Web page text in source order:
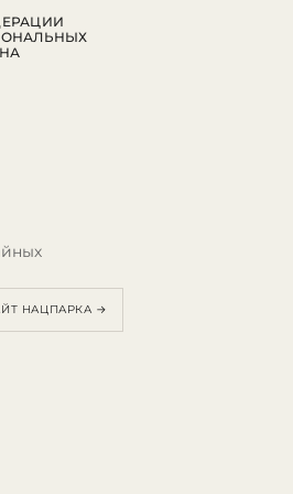
НАЦПАРКА →